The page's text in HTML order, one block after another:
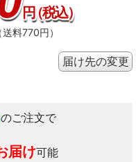
円（税込）
料770円）
のご注文で
届け可能
届け先の変更